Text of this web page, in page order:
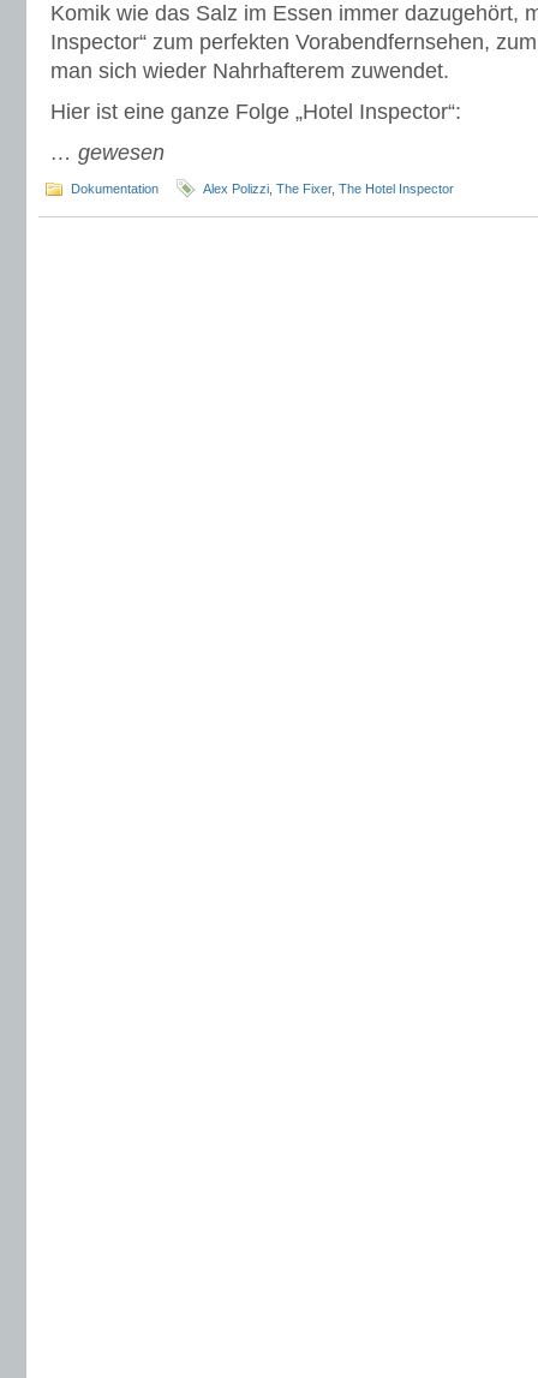
Komik wie das Salz im Essen immer dazugehört,
Inspector“ zum perfekten Vorabendfernsehen,
man sich wieder Nahrhafterem zuwendet.
Hier ist eine ganze Folge „Hotel Inspector“:
… gewesen
Dokumentation Alex Polizzi The Fixer, The Hotel Inspector